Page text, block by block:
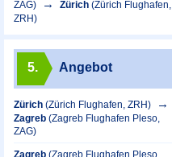
ZAG)
Zürich (Zürich Flughafen,
ZRH)
5. Angebot
Zürich (Zürich Flughafen, ZRH)
Zagreb (Zagreb Flughafen Pleso,
ZAG)
Zagreb (Zagreb Flughafen Pleso,